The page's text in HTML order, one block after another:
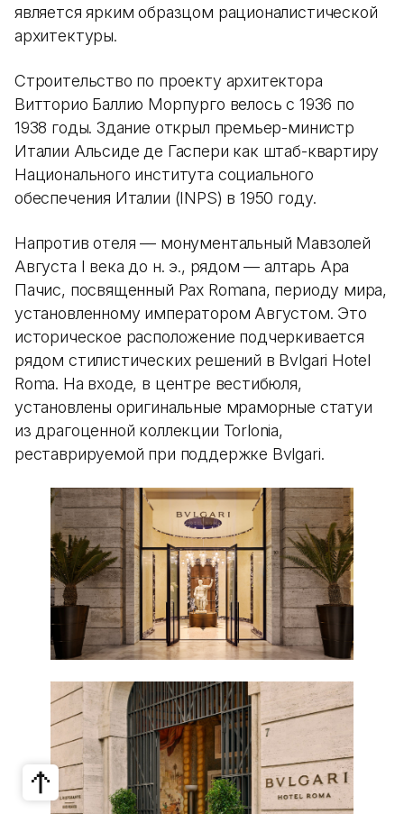
является ярким образцом рационалистической
архитектуры.
Строительство по проекту архитектора
Витторио Баллио Морпурго велось с 1936 по
1938 годы. Здание открыл премьер-министр
Италии Альсиде де Гаспери как штаб-квартиру
Национального института социального
обеспечения Италии (INPS) в 1950 году.
Напротив отеля — монументальный Мавзолей
Августа I века до н. э., рядом — алтарь Ара
Пачис, посвященный Pax Romana, периоду мира,
установленному императором Августом. Это
историческое расположение подчеркивается
рядом стилистических решений в Bvlgari Hotel
Roma. На входе, в центре вестибюля,
установлены оригинальные мраморные статуи
из драгоценной коллекции Torlonia,
реставрируемой при поддержке Bvlgari.